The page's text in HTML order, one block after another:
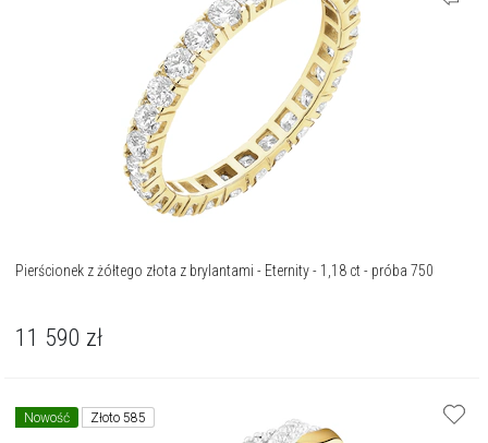
Pierścionek z żółtego złota z brylantami - Eternity - 1,18 ct - próba 750
11 590 zł
Nowość Złoto 585